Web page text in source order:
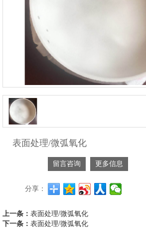
表面处理/微弧氧化
留言咨询 更多信息
分享：
上一条： 表面处理/微弧氧化
下一条： 表面处理/微弧氧化